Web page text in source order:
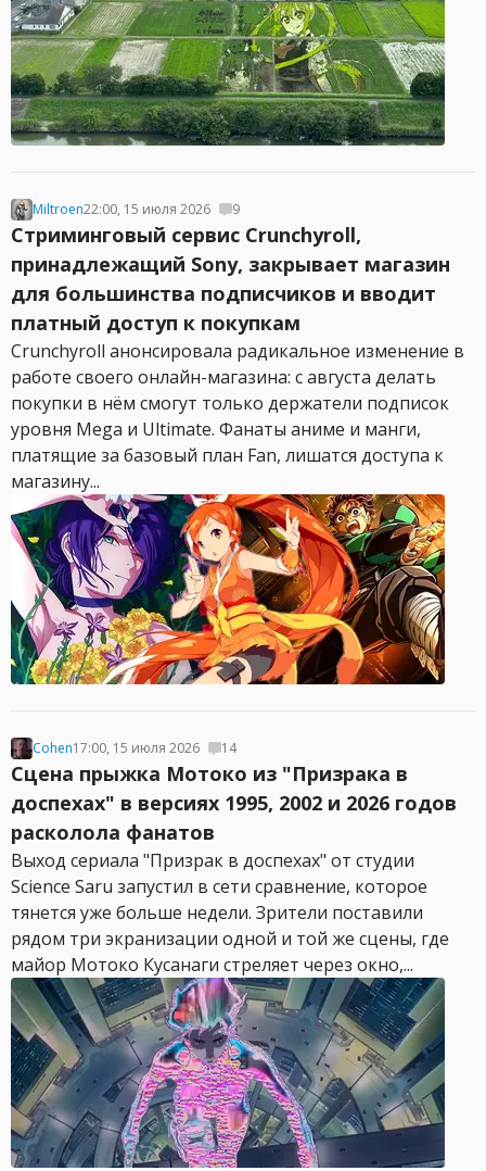
Miltroen22:00, 15 июля 2026 9
Стриминговый сервис Crunchyroll,
принадлежащий Sony, закрывает магазин
для большинства подписчиков и вводит
платный доступ к покупкам
Crunchyroll анонсировала радикальное изменение в
работе своего онлайн-магазина: с августа делать
покупки в нём смогут только держатели подписок
уровня Mega и Ultimate. Фанаты аниме и манги,
платящие за базовый план Fan, лишатся доступа к
магазину...
Cohen17:00, 15 июля 2026 14
Сцена прыжка Мотоко из "Призрака в
доспехах" в версиях 1995, 2002 и 2026 годов
расколола фанатов
Выход сериала "Призрак в доспехах" от студии
Science Saru запустил в сети сравнение, которое
тянется уже больше недели. Зрители поставили
рядом три экранизации одной и той же сцены, где
майор Мотоко Кусанаги стреляет через окно,...